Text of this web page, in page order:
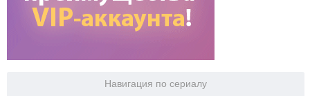
Навигация по сериалу